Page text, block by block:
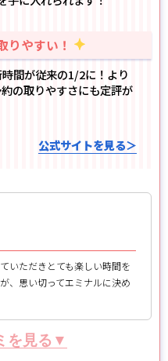
りやすい！
間が従来の1/2に！より
の取りやすさにも定評が
公式サイトを見る＞
いただきとても楽しい時間を
、思い切ってエミナルに決め
を見る▼